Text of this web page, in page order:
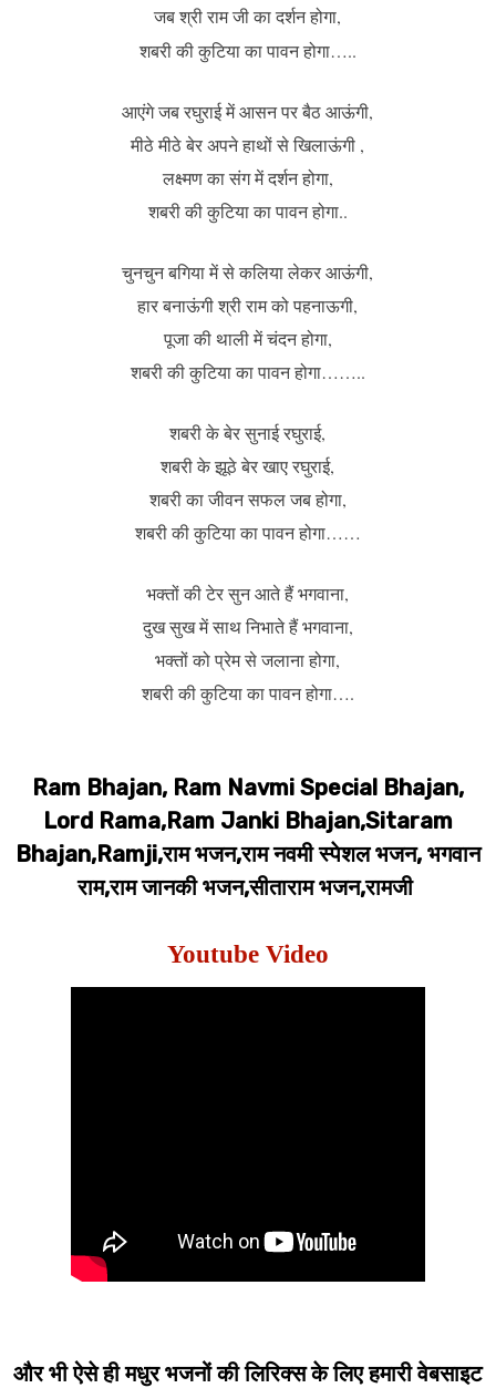
जब श्री राम जी का दर्शन होगा,
शबरी की कुटिया का पावन होगा…..
आएंगे जब रघुराई में आसन पर बैठ आऊंगी,
मीठे मीठे बेर अपने हाथों से खिलाऊंगी ,
लक्ष्मण का संग में दर्शन होगा,
शबरी की कुटिया का पावन होगा..
चुनचुन बगिया में से कलिया लेकर आऊंगी,
हार बनाऊंगी श्री राम को पहनाऊगी,
पूजा की थाली में चंदन होगा,
शबरी की कुटिया का पावन होगा……..
शबरी के बेर सुनाई रघुराई,
शबरी के झूठे बेर खाए रघुराई,
शबरी का जीवन सफल जब होगा,
शबरी की कुटिया का पावन होगा……
भक्तों की टेर सुन आते हैं भगवाना,
दुख सुख में साथ निभाते हैं भगवाना,
भक्तों को प्रेम से जलाना होगा,
शबरी की कुटिया का पावन होगा….
Ram Bhajan, Ram Navmi Special Bhajan,
Lord Rama,Ram Janki Bhajan,Sitaram
Bhajan,Ramji,राम भजन,राम नवमी स्पेशल भजन, भगवान
राम,राम जानकी भजन,सीताराम भजन,रामजी
Youtube Video
और भी ऐसे ही मधुर भजनों की लिरिक्स के लिए हमारी वेबसाइट